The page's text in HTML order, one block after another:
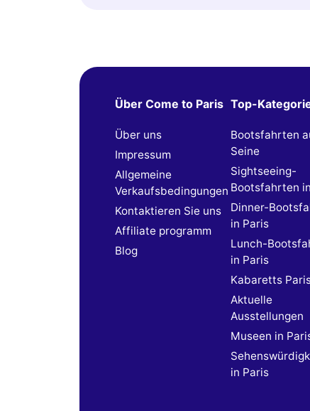
Über Come to Paris
Über uns
Impressum
Allgemeine
Verkaufsbedingungen
Kontaktieren Sie uns
Affiliate programm
Blog
Top-
Bootsfahrten
Seine
Sightseeing-
Bootsfahrten
Dinner-
in Paris
Lunch-
in Paris
Kabaretts
Aktuelle
Ausstellungen
Museen in
in Paris